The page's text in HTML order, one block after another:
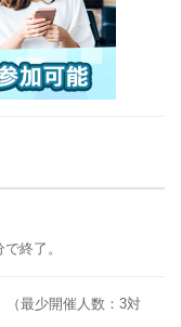
終了。
（最少開催人数：3対